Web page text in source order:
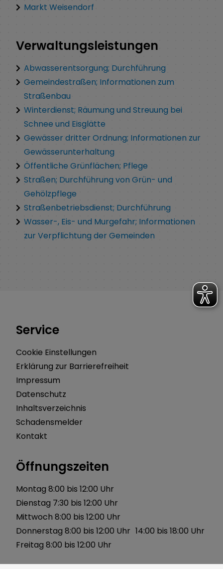
Markt Weisendorf
Verwaltungsleistungen
Abwasserentsorgung; Durchführung
Gemeindestraßen; Informationen zum
Straßenbau
Winterdienst; Räumung und Streuung bei
Schnee und Eisglätte
Gewässer dritter Ordnung; Informationen zur
Gewässerunterhaltung
Öffentliche Grünflächen; Pflege
Straßen; Durchführung von Grün- und
Gehölzpflege
Straßenbetriebsdienst; Durchführung
Wasser-, Eis- und Murgefahr; Informationen
zur Verpflichtung der Gemeinden
Service
Cookie Einstellungen
Erklärung zur Barrierefreiheit
Impressum
Datenschutz
Inhaltsverzeichnis
Schadensmelder
Kontakt
Öffnungszeiten
Montag 8:00 bis 12:00 Uhr
Dienstag 7:30 bis 12:00 Uhr
Mittwoch 8:00 bis 12:00 Uhr
Donnerstag 8:00 bis 12:00 Uhr 14:00 bis 18:00 Uhr
Freitag 8:00 bis 12:00 Uhr